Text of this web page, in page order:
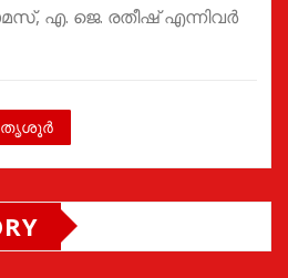
എ. ജെ. രതീഷ് എന്നിവർ
തൃശൂർ